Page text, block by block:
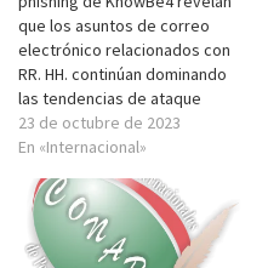
que los asuntos de correo
electrónico relacionados con
RR. HH. continúan dominando
las tendencias de ataque
23 de octubre de 2023
En «Internacional»